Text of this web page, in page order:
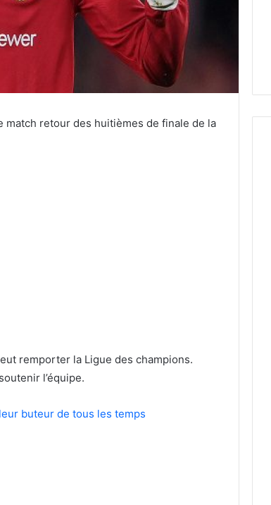
match retour des huitièmes de finale de la
remporter la Ligue des champions.
l’équipe.
buteur de tous les temps